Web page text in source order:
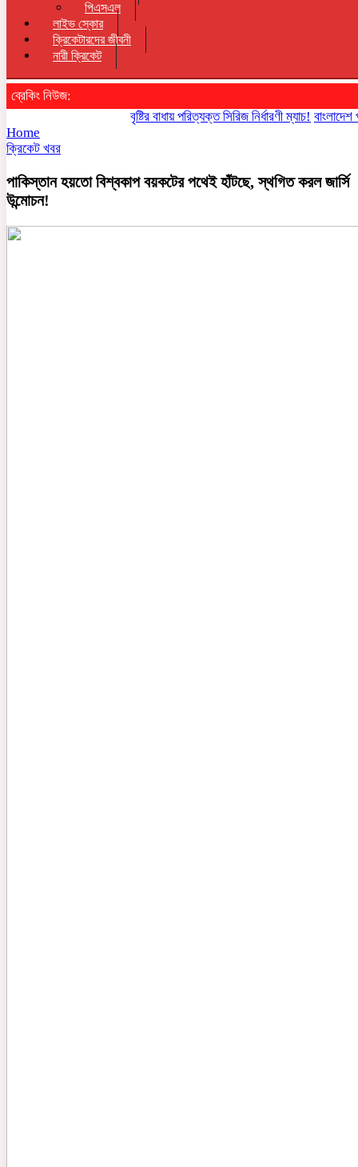
পিএসএল
লাইভ স্কোর
ক্রিকেটারদের জীবনী
নারী ক্রিকেট
ব্রেকিং নিউজ:
বৃষ্টির বাধায় পরিত্যক্ত সিরিজ নির্ধারণী ম্যাচ! বাংলাদেশ
Home
ক্রিকেট খবর
পাকিস্তান হয়তো বিশ্বকাপ বয়কটের পথেই হাঁটছে, স্থগিত করল জার্সি
উন্মোচন!